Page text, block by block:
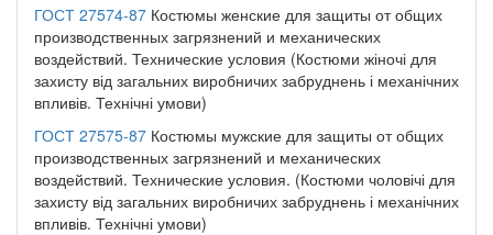
ГОСТ 27574-87 Костюмы женские для защиты от общих
производственных загрязнений и механических
воздействий. Технические условия (Костюми жіночі для
захисту від загальних виробничих забруднень і механічних
впливів. Технічні умови)
ГОСТ 27575-87 Костюмы мужские для защиты от общих
производственных загрязнений и механических
воздействий. Технические условия. (Костюми чоловічі для
захисту від загальних виробничих забруднень і механічних
впливів. Технічні умови)